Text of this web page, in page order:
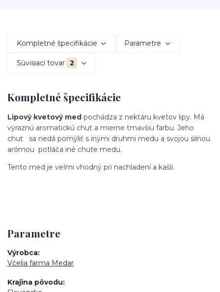
Kompletné špecifikácie Parametre
Súvisiaci tovar 2
Kompletné špecifikácie
Lipový kvetový med pochádza z nektáru kvetov lipy. Má
výraznú aromatickú chuť a mierne tmavšiu farbu. Jeho
chuť sa nedá pomýliť s inými druhmi medu a svojou silnou
arómou potláča iné chute medu.
Tento med je veľmi vhodný pri nachladení a kašli.
Parametre
Výrobca
Včelia farma Medar
Krajina pôvodu